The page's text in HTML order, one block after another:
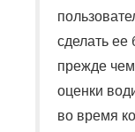
сделать ее
прежде
оценки
во время